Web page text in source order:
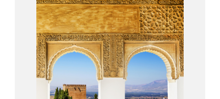
Image